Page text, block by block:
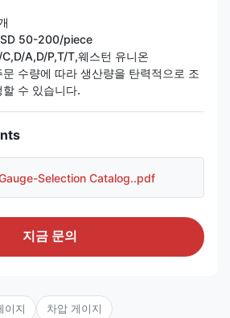
50-200/piece
A,D/P,T/T,웨스턴 유니온
문 수량에 따라 생산량을 탄력적으로 조
할 수 있습니다.
Selection Catalog..pdf
지금 문의
이지 차압 게이지